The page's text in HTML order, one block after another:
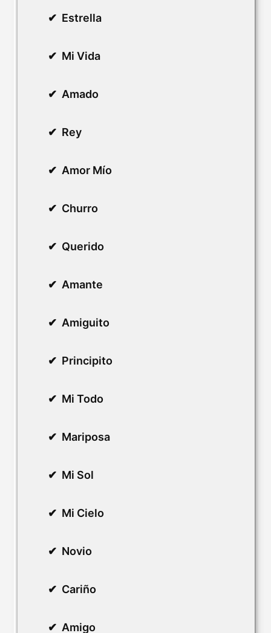
Estrella
Mi Vida
Amado
Rey
Amor Mío
Churro
Querido
Amante
Amiguito
Principito
Mi Todo
Mariposa
Mi Sol
Mi Cielo
Novio
Cariño
Amigo